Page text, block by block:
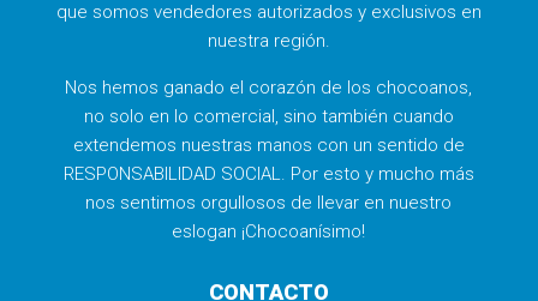
que somos vendedores autorizados y exclusivos en
nuestra región.
Nos hemos ganado el corazón de los chocoanos,
no solo en lo comercial, sino también cuando
extendemos nuestras manos con un sentido de
RESPONSABILIDAD SOCIAL. Por esto y mucho más
nos sentimos orgullosos de llevar en nuestro
eslogan ¡Chocoanísimo!
CONTACTO